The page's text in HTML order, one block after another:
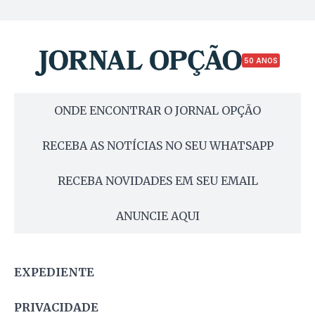
50 ANOS
ONDE ENCONTRAR O JORNAL OPÇÃO
RECEBA AS NOTÍCIAS NO SEU WHATSAPP
RECEBA NOVIDADES EM SEU EMAIL
ANUNCIE AQUI
EXPEDIENTE
PRIVACIDADE